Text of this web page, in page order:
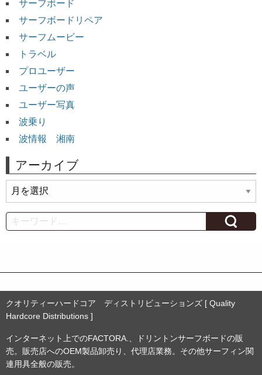
サーフボード
サーフボードリペア
サーフムービー
トラベル
プロユーザー
ユーザーの声
ユーザー写真
波乗り
波情報 湘南
アーカイブ
ー
カ
イ
Search
クオリティーハードコア ディストリビューションズ [ Quality
Hardcore Distributions ]
インターネット上でのFACTORA.、ドリントンサーフボードの販
売。販売店へのOEM製品卸売り、代理店業務。その他サーフィン関
連用具全般の販売。